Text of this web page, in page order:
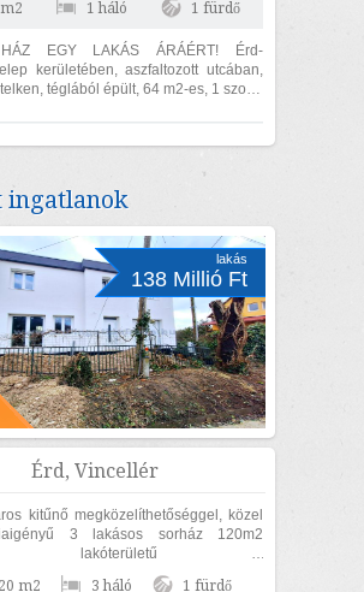
1 háló 1 fürdő
HÁZ EGY LAKÁS ÁRÁÉRT! Érd-
kerületében, aszfaltozott utcában,
téglából épült, 64 m2-es, 1 szoba
ingatlanok
lakás
138 Millió Ft
Érd, Vincellér
kitűnő megközelíthetőséggel, közel
3 lakásos sorház 120m2
lakóterületű 3
belső kétszintes,
m2 3 háló 1 fürdő